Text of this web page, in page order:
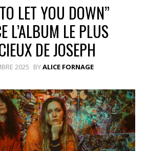
LET YOU DOWN”
L’ALBUM LE PLUS
DE JOSEPH
2025 BYALICE FORNAGE